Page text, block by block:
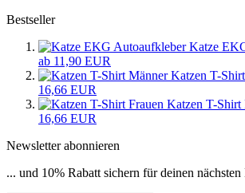
Bestseller
Katze
ab 11,90 EUR
Katzen T-
16,66 EUR
Katzen T-Shirt
16,66 EUR
Newsletter abonnieren
... und 10% Rabatt sichern für deinen